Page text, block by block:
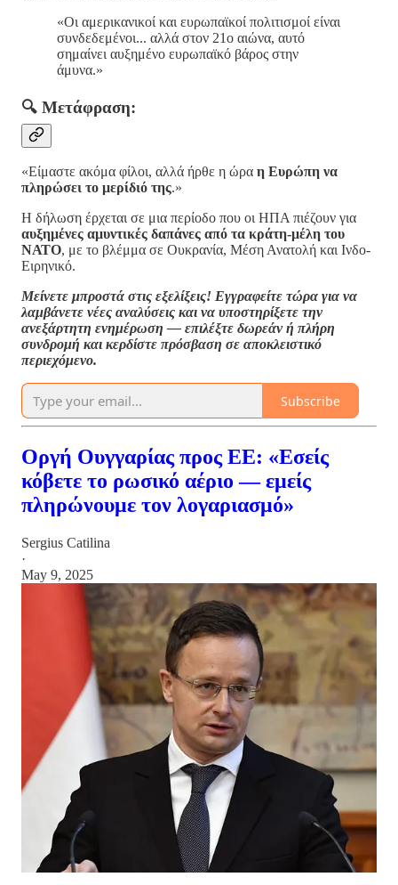
«Οι αμερικανικοί και ευρωπαϊκοί πολιτισμοί είναι
συνδεδεμένοι... αλλά στον 21ο αιώνα, αυτό
σημαίνει αυξημένο ευρωπαϊκό βάρος στην
άμυνα.»
🔍 Μετάφραση:
«Είμαστε ακόμα φίλοι, αλλά ήρθε η ώρα η Ευρώπη να
πληρώσει το μερίδιό της.»
Η δήλωση έρχεται σε μια περίοδο που οι ΗΠΑ πιέζουν για
αυξημένες αμυντικές δαπάνες από τα κράτη-μέλη του
ΝΑΤΟ, με το βλέμμα σε Ουκρανία, Μέση Ανατολή και Ινδο-
Ειρηνικό.
Μείνετε μπροστά στις εξελίξεις! Εγγραφείτε τώρα για να
λαμβάνετε νέες αναλύσεις και να υποστηρίξετε την
ανεξάρτητη ενημέρωση — επιλέξτε δωρεάν ή πλήρη
συνδρομή και κερδίστε πρόσβαση σε αποκλειστικό
περιεχόμενο.
Subscribe
Οργή Ουγγαρίας προς ΕΕ: «Εσείς
κόβετε το ρωσικό αέριο — εμείς
πληρώνουμε τον λογαριασμό»
Sergius Catilina
·
May 9, 2025